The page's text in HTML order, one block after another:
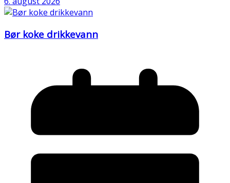
Bør koke drikkevann